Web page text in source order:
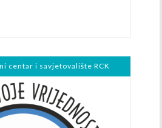
centar i savjetovalište RCK